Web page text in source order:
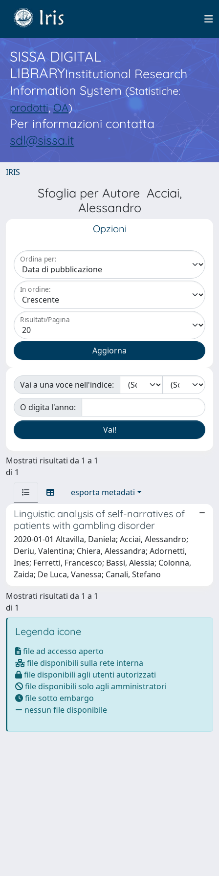
SISSA DIGITAL
LIBRARYInstitutional Research
Information System(Statistiche:
prodotti,OA)
Per informazioni contatta
sdl@sissa.it
IRIS
Sfoglia per Autore Acciai,
Alessandro
Opzioni
Ordina per:
In ordine:
Risultati/Pagina
Vai a una voce nell'indice:
O digita l'anno:
Mostrati risultati da 1 a 1
di 1
esporta metadati
Linguistic analysis of self-narratives of
patients with gambling disorder
2020-01-01 Altavilla, Daniela; Acciai, Alessandro;
Deriu, Valentina; Chiera, Alessandra; Adornetti,
Ines; Ferretti, Francesco; Bassi, Alessia; Colonna,
Zaida; De Luca, Vanessa; Canali, Stefano
Mostrati risultati da 1 a 1
di 1
Legenda icone
file ad accesso aperto
file disponibili sulla rete interna
file disponibili agli utenti autorizzati
file disponibili solo agli amministratori
file sotto embargo
nessun file disponibile